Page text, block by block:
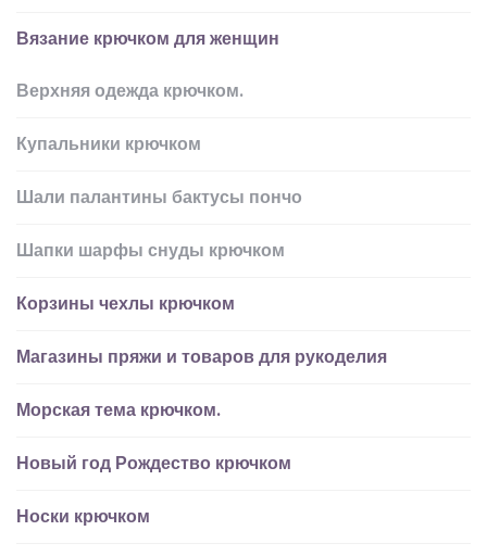
Вязание крючком для женщин
Верхняя одежда крючком.
Купальники крючком
Шали палантины бактусы пончо
Шапки шарфы снуды крючком
Корзины чехлы крючком
Магазины пряжи и товаров для рукоделия
Морская тема крючком.
Новый год Рождество крючком
Носки крючком